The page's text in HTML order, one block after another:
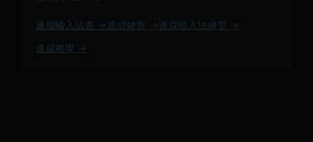
速成輸入法表 → 速成鍵盤 → 速成輸入法練習 →
速成教學 →